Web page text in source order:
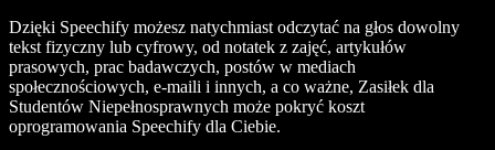
Dzięki Speechify możesz natychmiast odczytać na głos dowolny
tekst fizyczny lub cyfrowy, od notatek z zajęć, artykułów
prasowych, prac badawczych, postów w mediach
społecznościowych, e-maili i innych, a co ważne, Zasiłek dla
Studentów Niepełnosprawnych może pokryć koszt
oprogramowania Speechify dla Ciebie.